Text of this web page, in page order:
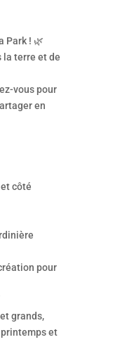
Park ! 🌿
la terre et de
vous pour
en
côté
pour
grands,
et